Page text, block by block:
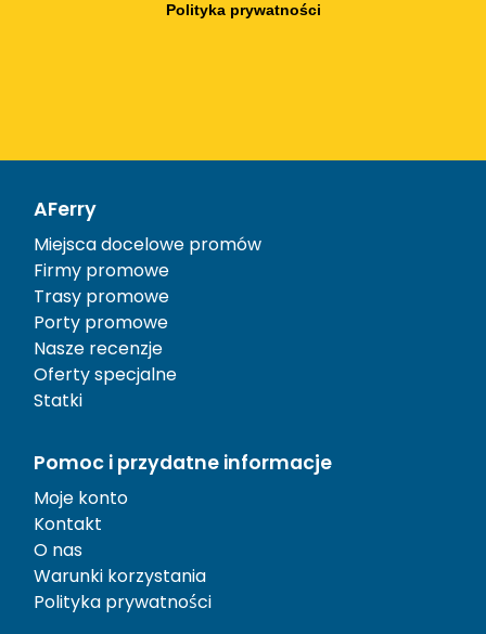
Polityka prywatności
AFerry
Miejsca docelowe promów
Firmy promowe
Trasy promowe
Porty promowe
Nasze recenzje
Oferty specjalne
Statki
Pomoc i przydatne informacje
Moje konto
Kontakt
O nas
Warunki korzystania
Polityka prywatności